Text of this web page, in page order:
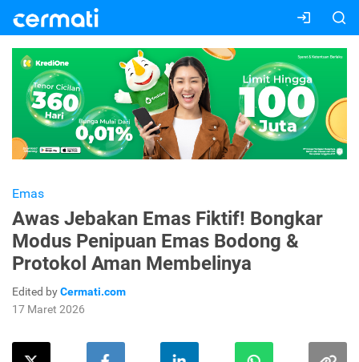
Emas
Awas Jebakan Emas Fiktif! Bongkar
Modus Penipuan Emas Bodong &
Protokol Aman Membelinya
Edited byCermati.com
17 Maret 2026